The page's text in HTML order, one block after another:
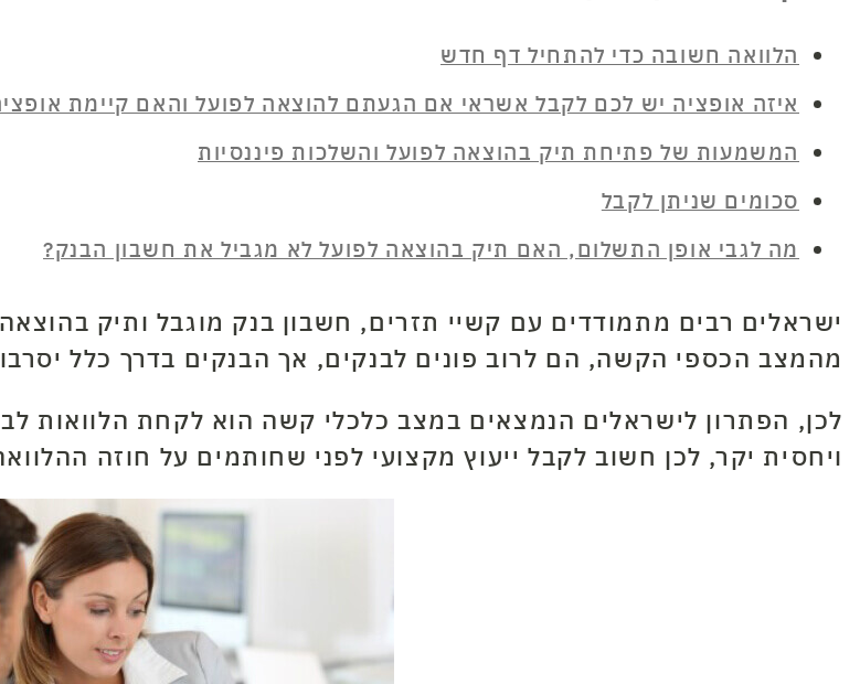
הלוואה חשובה כדי להתחיל דף חדש
איזה אופציה יש לכם לקבל אשראי אם הגעתם להוצאה לפועל והאם קיימת
המשמעות של פתיחת תיק בהוצאה לפועל והשלכות פיננסיות
סכומים שניתן לקבל
מה לגבי אופן התשלום, האם תיק בהוצאה לפועל לא מגביל את חשבון הבנק?
ישראלים רבים מתמודדים עם קשיי תזרים, חשבון בנק מוגבל ותיק
מהמצב הכספי הקשה, הם לרוב פונים לבנקים, אך הבנקים בדרך כלל
לכן, הפתרון לישראלים הנמצאים במצב כלכלי קשה הוא לקחת הלוואות
ויחסית יקר, לכן חשוב לקבל ייעוץ מקצועי לפני שחותמים על חוזה